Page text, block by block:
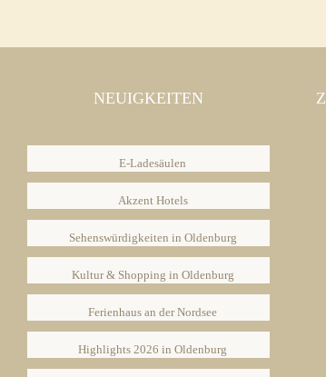
NEUIGKEITEN
E-Ladesäulen
Akzent Hotels
Sehenswürdigkeiten in Oldenburg
Kultur & Shopping in Oldenburg
Ferienhaus an der Nordsee
Highlights 2026 in Oldenburg